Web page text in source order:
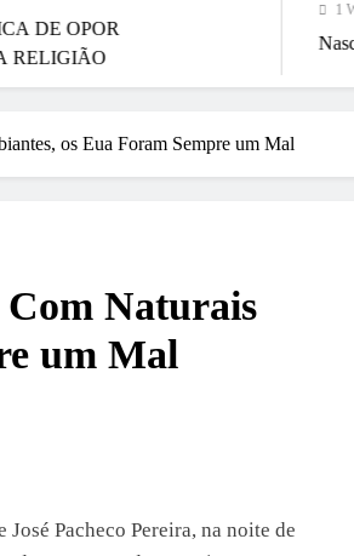
os Eua Foram Sempre um Mal
Com Naturais
um Mal
Pacheco Pereira, na noite de